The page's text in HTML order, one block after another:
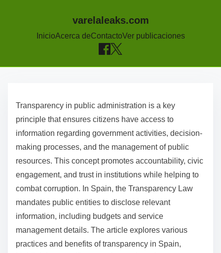
varelaleaks.com
InicioAcerca deContactoVer publicaciones
Transparency in public administration is a key
principle that ensures citizens have access to
information regarding government activities, decision-
making processes, and the management of public
resources. This concept promotes accountability, civic
engagement, and trust in institutions while helping to
combat corruption. In Spain, the Transparency Law
mandates public entities to disclose relevant
information, including budgets and service
management details. The article explores various
practices and benefits of transparency in Spain,